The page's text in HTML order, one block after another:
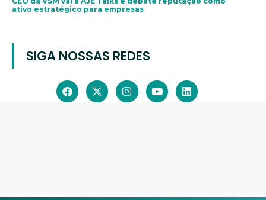
ativo estratégico para empresas
SIGA NOSSAS REDES